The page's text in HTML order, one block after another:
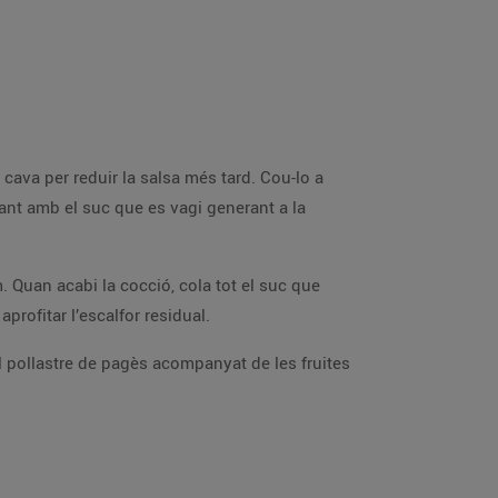
per reduir la salsa més tard. Cou-lo a
amb el suc que es vagi generant a la
Quan acabi la cocció, cola tot el suc que
l’escalfor residual.
de pagès acompanyat de les fruites